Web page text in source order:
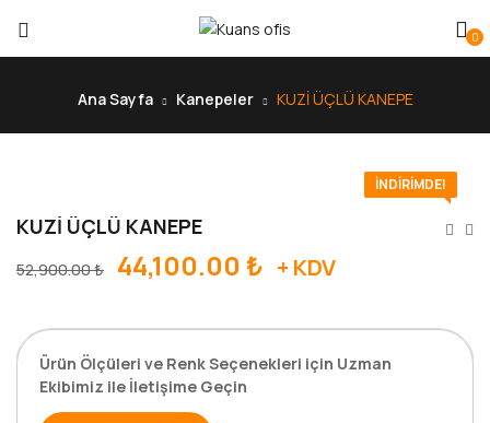
0
Ana Sayfa Kanepeler KUZİ ÜÇLÜ KANEPE
İNDIRIMDE!
KUZİ ÜÇLÜ KANEPE
52,900.00₺ 44,100.00 ₺ + KDV
Ürün Ölçüleri ve Renk Seçenekleri için Uzman
Ekibimiz ile İletişime Geçin